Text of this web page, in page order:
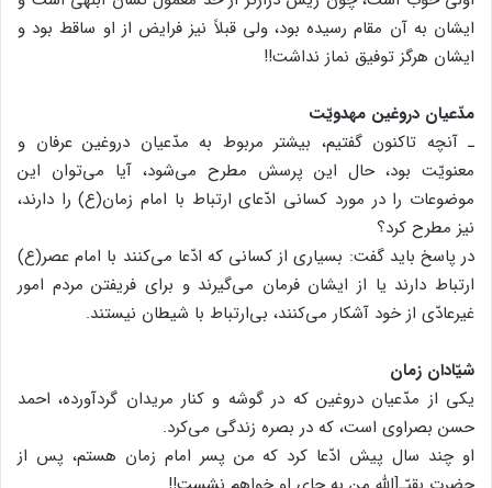
ایشان به آن مقام رسیده بود، ولی قبلاً نیز فرایض از او ساقط بود و
ایشان هرگز توفیق نماز نداشت!!
مدّعیان دروغین مهدویّت
ـ آنچه تاکنون گفتیم، بیشتر مربوط به مدّعیان دروغین عرفان و
معنویّت بود، حال این پرسش مطرح می‌شود، آیا می‌توان این
موضوعات را در مورد کسانی ادّعای ارتباط با امام زمان(ع) را دارند،
نیز مطرح کرد؟
در پاسخ باید گفت: بسیاری از کسانی که ادّعا می‌کنند با امام عصر(ع)
ارتباط دارند یا از ایشان فرمان می‌گیرند و برای فریفتن مردم امور
غیرعادّی از خود آشکار می‌کنند، بی‌ارتباط با شیطان نیستند.
شیّادان زمان
یکی از مدّعیان دروغین که در گوشه و کنار مریدان گردآورده، احمد
حسن بصراوی است، که در بصره زندگی می‌کرد.
او چند سال پیش ادّعا کرد که من پسر امام زمان هستم، پس از